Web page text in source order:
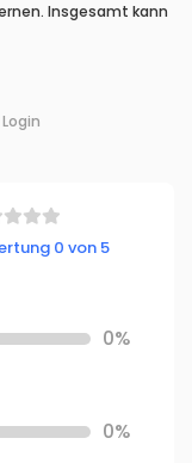
Insgesamt kann
Login
0 von 5
0%
0%